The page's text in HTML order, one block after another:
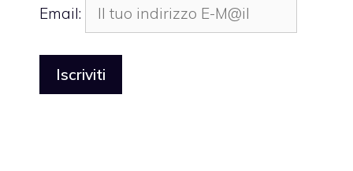
Email: